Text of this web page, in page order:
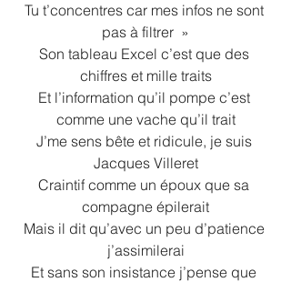
Tu t’concentres car mes infos ne sont
pas à filtrer  »
Son tableau Excel c’est que des
chiffres et mille traits
Et l’information qu’il pompe c’est
comme une vache qu’il trait
J’me sens bête et ridicule, je suis
Jacques Villeret
Craintif comme un époux que sa
compagne épilerait
Mais il dit qu’avec un peu d’patience
j’assimilerai
Et sans son insistance j’pense que